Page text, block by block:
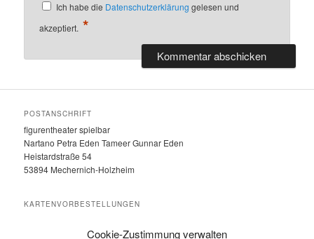
Cookie-Zustimmung verwalten
Ich habe die Datenschutzerklärunggelesen und
akzeptiert. *
POSTANSCHRIFT
figurentheater spielbar
Nartano Petra Eden Tameer Gunnar Eden
Heistardstraße 54
53894 Mechernich-Holzheim
KARTENVORBESTELLUNGEN